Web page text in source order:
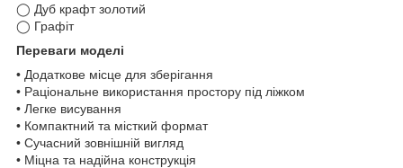
◯ Дуб крафт золотий
◯ Графіт
Переваги моделі
• Додаткове місце для зберігання
• Раціональне використання простору під ліжком
• Легке висування
• Компактний та місткий формат
• Сучасний зовнішній вигляд
• Міцна та надійна конструкція